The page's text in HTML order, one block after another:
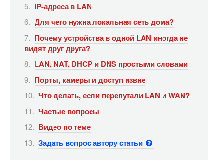
IP-адреса в LAN
Для чего нужна локальная сеть дома?
Почему устройства в одной LAN иногда не
видят друг друга?
LAN, NAT, DHCP и DNS простыми словами
Порты, камеры и доступ извне
Что делать, если перепутали LAN и WAN?
Частые вопросы
Видео по теме
Задать вопрос автору статьи